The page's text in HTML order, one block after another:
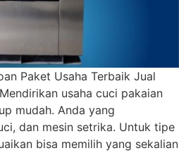
Paket Usaha Terbaik Jual
usaha cuci pakaian
mudah. Anda yang
dan mesin setrika. Untuk tipe
bisa memilih yang sekalian